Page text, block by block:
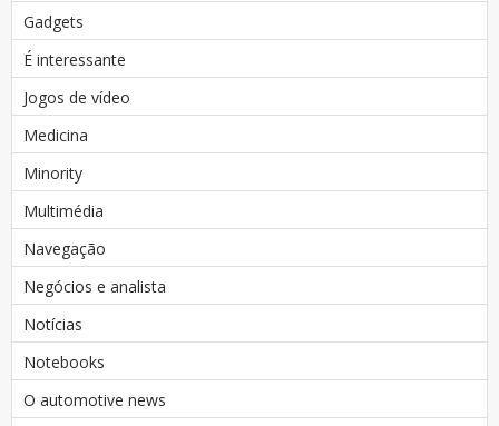
Gadgets
É interessante
Jogos de vídeo
Medicina
Minority
Multimédia
Navegação
Negócios e analista
Notícias
Notebooks
O automotive news